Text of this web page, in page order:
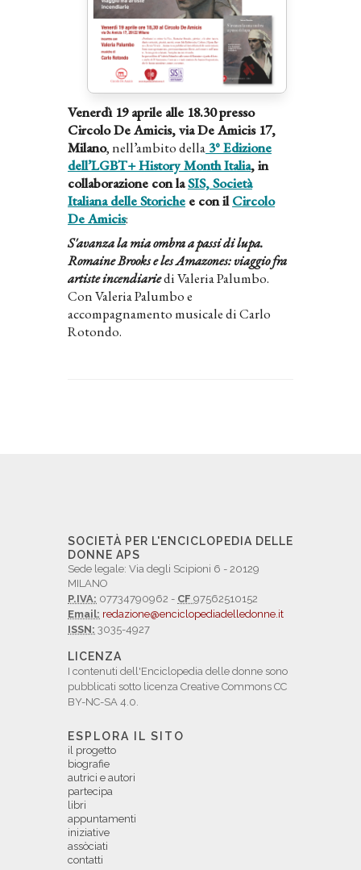
Venerdì 19 aprile alle 18.30 presso
Circolo De Amicis, via De Amicis 17,
Milano, nell’ambito della 3° Edizione
dell’LGBT+ History Month Italia, in
collaborazione con laSIS, Società
Italiana delle Storiche e con ilCircolo
De Amicis:
S'avanza la mia ombra a passi di lupa.
Romaine Brooks e les Amazones: viaggio fra
artiste incendiariedi Valeria Palumbo.
Con Valeria Palumbo e
accompagnamento musicale di Carlo
Rotondo.
SOCIETÀ PER L'ENCICLOPEDIA DELLE
DONNE APS
Sede legale: Via degli Scipioni 6 - 20129
MILANO
P.IVA: 07734790962 - CF 97562510152
Email: redazione@enciclopediadelledonne.it
ISSN: 3035-4927
LICENZA
I contenuti dell'Enciclopedia delle donne sono
pubblicati sotto licenza Creative Commons CC
BY-NC-SA 4.0.
ESPLORA IL SITO
il progetto
biografie
autrici e autori
partecipa
libri
appuntamenti
iniziative
assòciati
contatti